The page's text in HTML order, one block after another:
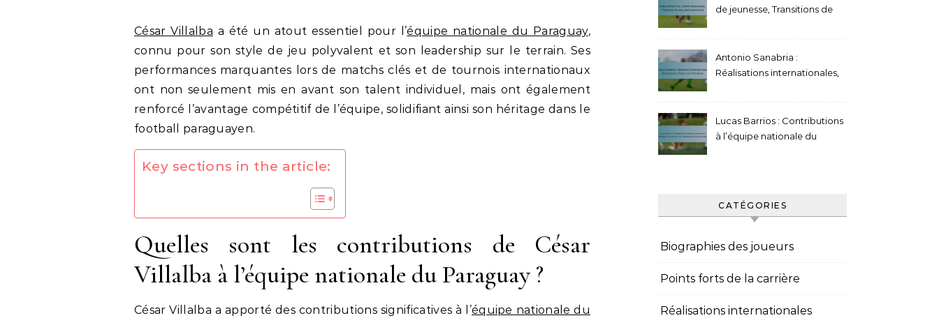
César Villalba a été un atout essentiel pour l’équipe nationale du Paraguay,
connu pour son style de jeu polyvalent et son leadership sur le terrain. Ses
performances marquantes lors de matchs clés et de tournois internationaux
ont non seulement mis en avant son talent individuel, mais ont également
renforcé l’avantage compétitif de l’équipe, solidifiant ainsi son héritage dans le
football paraguayen.
Key sections in the article:
Quelles sont les contributions de César
Villalba à l’équipe nationale du Paraguay ?
César Villalba a apporté des contributions significatives à l’équipe nationale du
de jeunesse, Transitions de
Antonio Sanabria :
Réalisations internationales,
Lucas Barrios : Contributions
à l’équipe nationale du
CATÉGORIES
Biographies des joueurs
Points forts de la carrière
Réalisations internationales